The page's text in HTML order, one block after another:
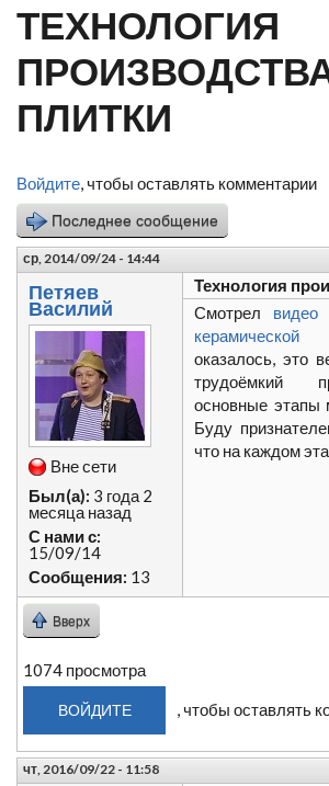
ТЕХНОЛОГИЯ
ПЛИТКИ
Войдите, чтобы оставлять комментарии
Последнее сообщение
ср, 2014/09/24 - 14:44
Петяев
Василий
Вне сети
Был(а): 3 года 2
месяца назад
С нами с:
15/09/14
Сообщения: 13
Технология
Смотрел видео
керамической
оказалось, это
трудоёмкий
основные этапы
Буду
что на каждом
Вверх
1074 просмотра
ВОЙДИТЕ , чтобы оставлять
чт, 2016/09/22 - 11:58